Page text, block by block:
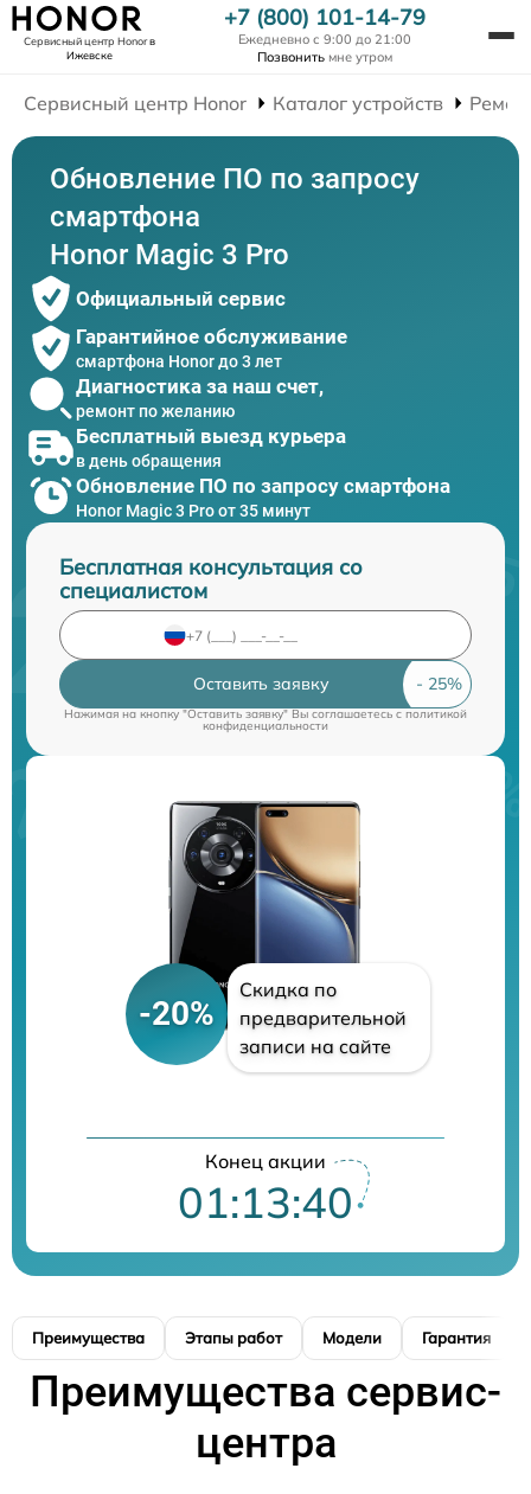
Сервисный центр Honorв
Ижевске
+7 (800) 101-14-79
Ежедневно с 9:00 до 21:00
Позвонить мне утром
Сервисный центр Honor Каталог устройств
Обновление ПО по запросу
смартфона
Honor Magic 3 Pro
Официальный сервис
Гарантийное обслуживание
смартфона Honor до 3 лет
Диагностика за наш счет,
ремонт по желанию
Бесплатный выезд курьера
в день обращения
Обновление ПО по запросу смартфона
Honor Magic 3 Pro от 35 минут
Бесплатная консультация со
специалистом
Оставить заявку
Нажимая на кнопку "Оставить заявку" Вы соглашаетесь cполитикой
конфиденциальности
-20%
Скидка по
предварительной
записи на сайте
Конец акции
01:13:39
Преимущества Этапы работ Модели Гарантия
Преимущества сервис-
центра